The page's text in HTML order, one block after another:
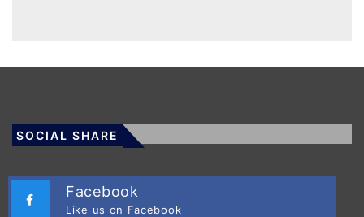
SOCIAL SHARE
Facebook
Like us on Facebook